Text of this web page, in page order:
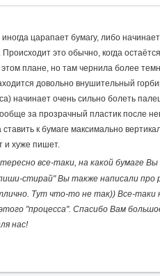
царапает бумагу, либо
это обычно, когда
плане, но там чернила более
довольно внушительный
начинает очень сильно болеть
за прозрачный пластик после
к бумаге максимально
и хуже пишет.
все-таки, на какой бумаге Вы
стирай" Вы также написали про
Тут что-то не так)) Все-таки
"процесса". Спасибо Вам
нас!